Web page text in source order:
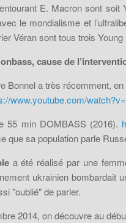
E. Macron sont
le mondialisme et
Véran sont tous trois
cause de
Bonnel a très récemment,
www.youtube.com/
55 min DOMBASS (2016).
que sa population parle
a été réalisé par une
ukrainien
"oublié" de parler.
2014, on découvre au